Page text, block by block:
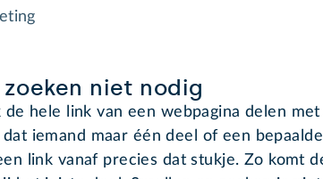
niet nodig
hele link van een webpagina delen
iemand maar één deel of een
link vanaf precies dat stukje. Zo komt